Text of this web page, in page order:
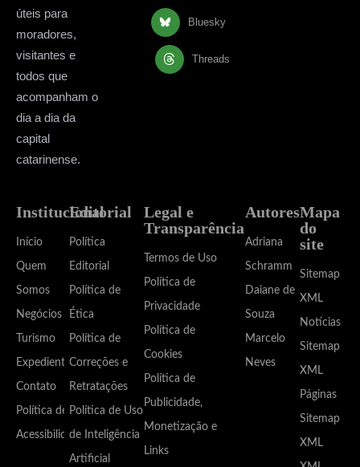
úteis para
moradores,
visitantes e
todos que
acompanham o
dia a dia da
capital
catarinense.
Bluesky
Threads
Institucional
Início
Quem
Somos
Negócios
Turismo
Expediente
Contato
Política de
Acessibilidade
Editorial
Política
Editorial
Política de
Ética
Política de
Correções e
Retratações
Política de Uso
de Inteligência
Artificial
Legal e
Transparência
Termos de Uso
Política de
Privacidade
Política de
Cookies
Política de
Publicidade,
Monetização e
Links
Autores
Adriana
Schramm
Daiane de
Souza
Marcelo
Neves
Mapa
do
site
Sitemap
XML
Notícias
Sitemap
XML
Páginas
Sitemap
XML